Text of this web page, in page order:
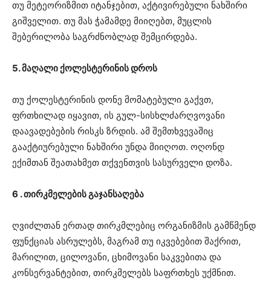
თუ მეტეორიზმით იტანჯებით, აქტივირებული ნახშირი
გიშველით. თუ მას ჭამამდე მიიღებთ, მუცლის
შებერილობა საგრძნობლად შემცირდება.
5. მაღალი ქოლესტერინის დროს
თუ ქოლესტერინის დონე მომატებული გაქვთ,
ფრთხილად იყავით, ის გულ-სისხლძარღვოვანი
დაავადებების რისკს ზრდის. ამ შემთხვევაშიც
გააქტიურებული ნახშირი უნდა მიიღოთ. ოღონდ
ექიმთან შეათახმეთ თქვენთვის სასურველი დოზა.
6 . თირკმელების გაჯანსაღება
ღვიძლთან ერთად თირკმლებიც ორგანიზმის გამწმენდ
ფუნქციას ასრულებს, მაგრამ თუ იკვებებით შაქრით,
მარილით, ცილოვანი, ცხიმოვანი საკვებითა და
კონსერვანტებით, თირკმელებს საფრთხეს უქმნით.